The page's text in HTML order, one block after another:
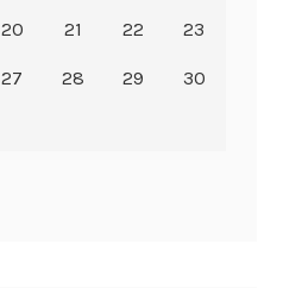
20 21 22 23
27 28 29 30